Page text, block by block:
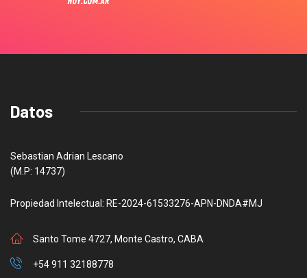
Datos
Sebastian Adrian Lescano
(M.P: 14737)
Propiedad Intelectual: RE-2024-61533276-APN-DNDA#MJ
Santo Tome 4727, Monte Castro, CABA
+54 911 32188778